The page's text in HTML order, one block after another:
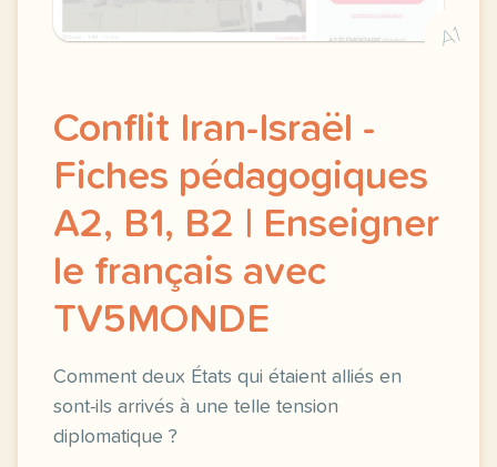
A1
Conflit Iran-Israël -
Fiches pédagogiques
A2, B1, B2 | Enseigner
le français avec
TV5MONDE
Comment deux États qui étaient alliés en
sont-ils arrivés à une telle tension
diplomatique ?